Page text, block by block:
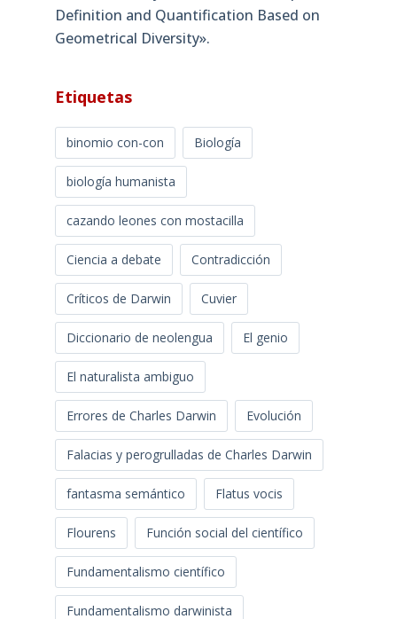
Definition and Quantification Based on
Geometrical Diversity»​.
Etiquetas
binomio con-con Biología
biología humanista
cazando leones con mostacilla
Ciencia a debate Contradicción
Críticos de Darwin Cuvier
Diccionario de neolengua El genio
El naturalista ambiguo
Errores de Charles Darwin Evolución
Falacias y perogrulladas de Charles Darwin
fantasma semántico Flatus vocis
Flourens Función social del científico
Fundamentalismo científico
Fundamentalismo darwinista